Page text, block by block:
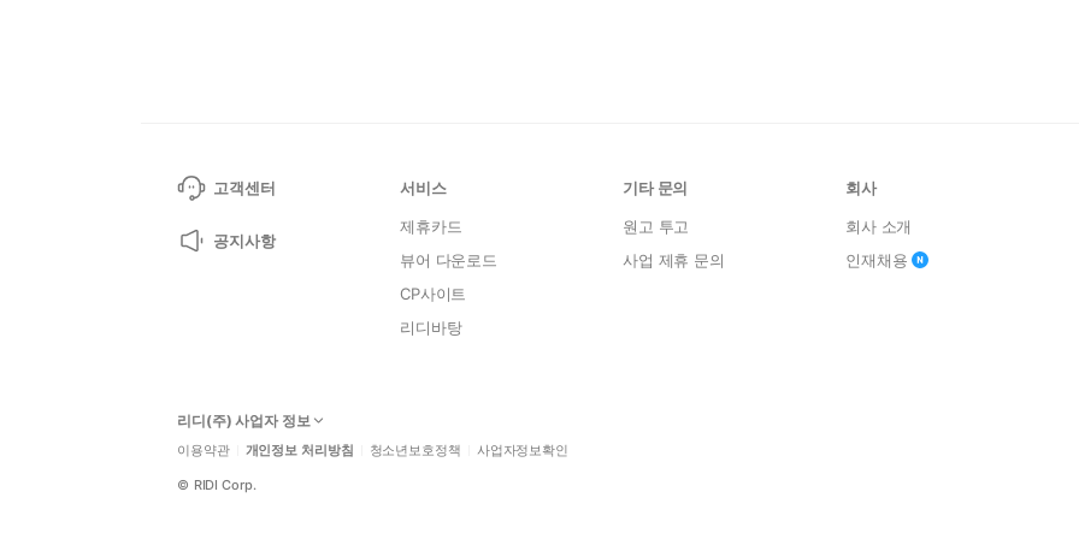
고객센터
공지사항
서비스
제휴카드
뷰어 다운로드
CP사이트
리디바탕
기타 문의
원고 투고
사업 제휴 문의
회사
회사 소개
인재채용
리디(주) 사업자 정보
이용약관 개인정보 처리방침 청소년보호정책 사업자정보확인
© RIDI Corp.